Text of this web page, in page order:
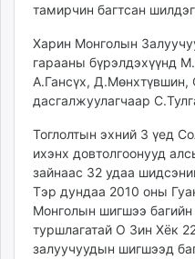
тамирчин багтсан
Харин Монголын
гарааны бүрэлдэхүүнд
А.Гансүх, Д.Мөнхтүвшин,
дасгалжуулагчаар
Тоглолтын эхний 3 үед
ихэнх довтолгоонууд
зайнаас 32 удаа
Тэр дундаа 2010 оны
Монголын шигшээ багийн
туршлагатай О Зин Хёк
залуучуудын шигшээд